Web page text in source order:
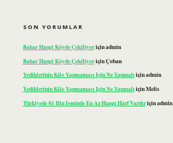
SON YORUMLAR
Bahar Hangi Köyde Çekiliyoriçinadmin
Bahar Hangi Köyde ÇekiliyoriçinÇoban
Yediklerinin Kilo Yapmaması Için Ne Yapmalıiçinadmin
Yediklerinin Kilo Yapmaması Için Ne YapmalıiçinMelis
Türkiyede 81 Ilin Isminde En Az Hangi Harf Vardıriçinadmin